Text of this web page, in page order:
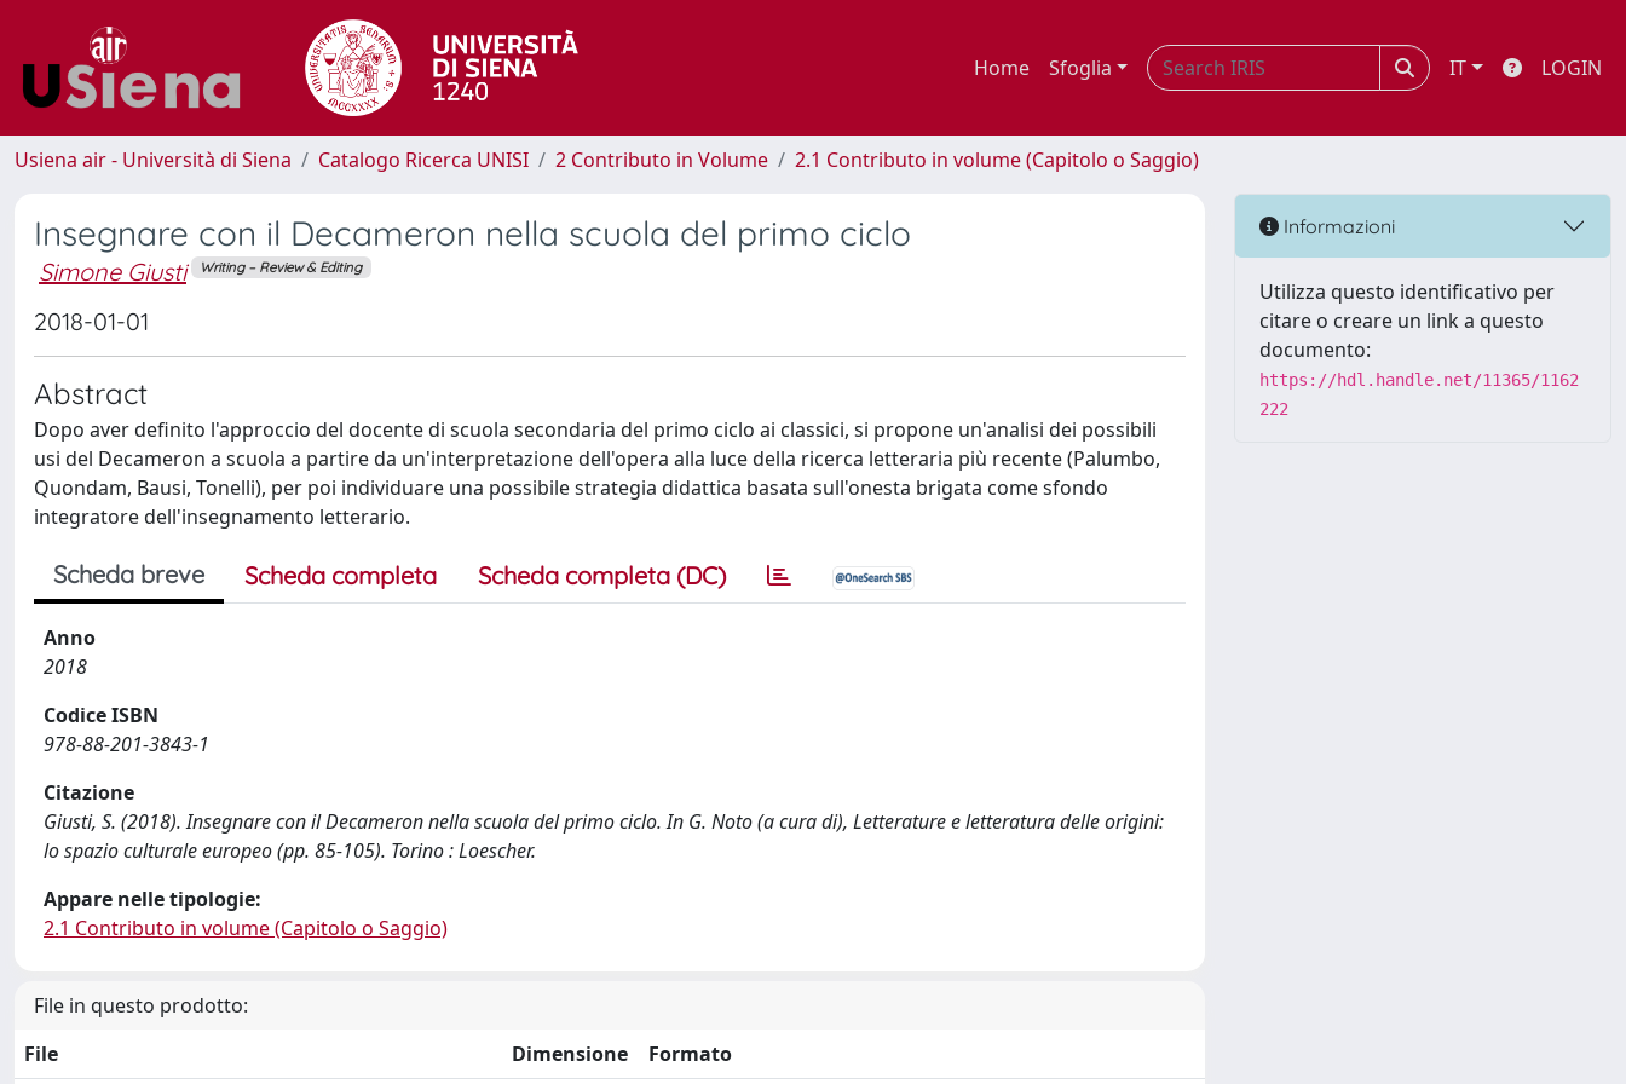
Home Sfoglia IT LOGIN
Usiena air - Università di Siena Catalogo Ricerca UNISI 2 Contributo in Volume 2.1 Contributo in volume (Capitolo o Saggio)
Insegnare con il Decameron nella scuola del primo ciclo
Simone Giusti Writing – Review & Editing
2018-01-01
Abstract
Dopo aver definito l'approccio del docente di scuola secondaria del primo ciclo ai classici, si propone un'analisi dei possibili
usi del Decameron a scuola a partire da un'interpretazione dell'opera alla luce della ricerca letteraria più recente (Palumbo,
Quondam, Bausi, Tonelli), per poi individuare una possibile strategia didattica basata sull'onesta brigata come sfondo
integratore dell'insegnamento letterario.
Scheda breve Scheda completa Scheda completa (DC)
Anno
2018
Codice ISBN
978-88-201-3843-1
Citazione
Giusti, S. (2018). Insegnare con il Decameron nella scuola del primo ciclo. In G. Noto (a cura di), Letterature e letteratura delle origini:
lo spazio culturale europeo (pp. 85-105). Torino : Loescher.
Appare nelle tipologie:
2.1 Contributo in volume (Capitolo o Saggio)
File in questo prodotto:
File
Dimensione Formato
Informazioni
Utilizza questo identificativo per
citare o creare un link a questo
documento:
https://hdl.handle.net/11365/1162
222